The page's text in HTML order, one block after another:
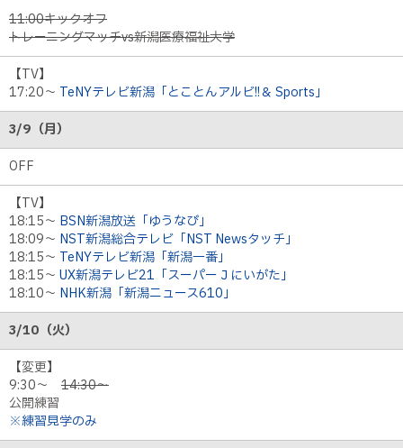
11:00キックオフ
トレーニングマッチvs新潟医療福祉大学
【TV】
17:20～ TeNYテレビ新潟「とことんアルビ!!＆ Sports」
3/9（月）
OFF
【TV】
18:15～ BSN新潟放送「ゆうなび」
18:09～ NST新潟総合テレビ「NST Newsタッチ」
18:15～ TeNYテレビ新潟「新潟一番」
18:15～ UX新潟テレビ21「スーパーＪにいがた」
18:10～ NHK新潟「新潟ニュース610」
3/10（火）
【変更】
9:30〜 14:30〜
公開練習
※練習見学のみ